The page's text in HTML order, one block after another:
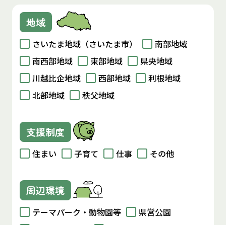
地域
さいたま地域（さいたま市）
南部地域
南西部地域
東部地域
県央地域
川越比企地域
西部地域
利根地域
北部地域
秩父地域
支援制度
住まい 子育て 仕事 その他
周辺環境
テーマパーク・動物園等
県営公園